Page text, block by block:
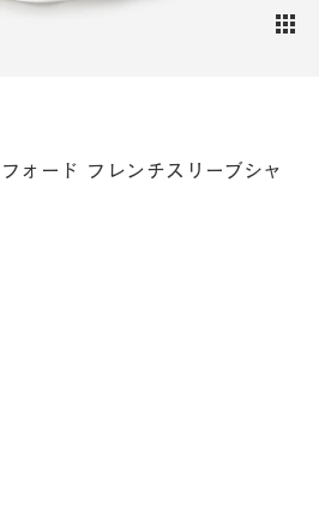
ォード フレンチスリーブシャ